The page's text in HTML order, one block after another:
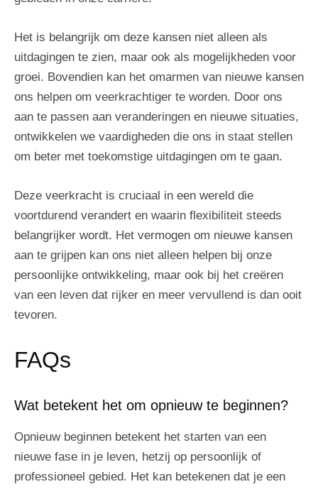
Het is belangrijk om deze kansen niet alleen als
uitdagingen te zien, maar ook als mogelijkheden voor
groei. Bovendien kan het omarmen van nieuwe kansen
ons helpen om veerkrachtiger te worden. Door ons
aan te passen aan veranderingen en nieuwe situaties,
ontwikkelen we vaardigheden die ons in staat stellen
om beter met toekomstige uitdagingen om te gaan.
Deze veerkracht is cruciaal in een wereld die
voortdurend verandert en waarin flexibiliteit steeds
belangrijker wordt. Het vermogen om nieuwe kansen
aan te grijpen kan ons niet alleen helpen bij onze
persoonlijke ontwikkeling, maar ook bij het creëren
van een leven dat rijker en meer vervullend is dan ooit
tevoren.
FAQs
Wat betekent het om opnieuw te beginnen?
Opnieuw beginnen betekent het starten van een
nieuwe fase in je leven, hetzij op persoonlijk of
professioneel gebied. Het kan betekenen dat je een